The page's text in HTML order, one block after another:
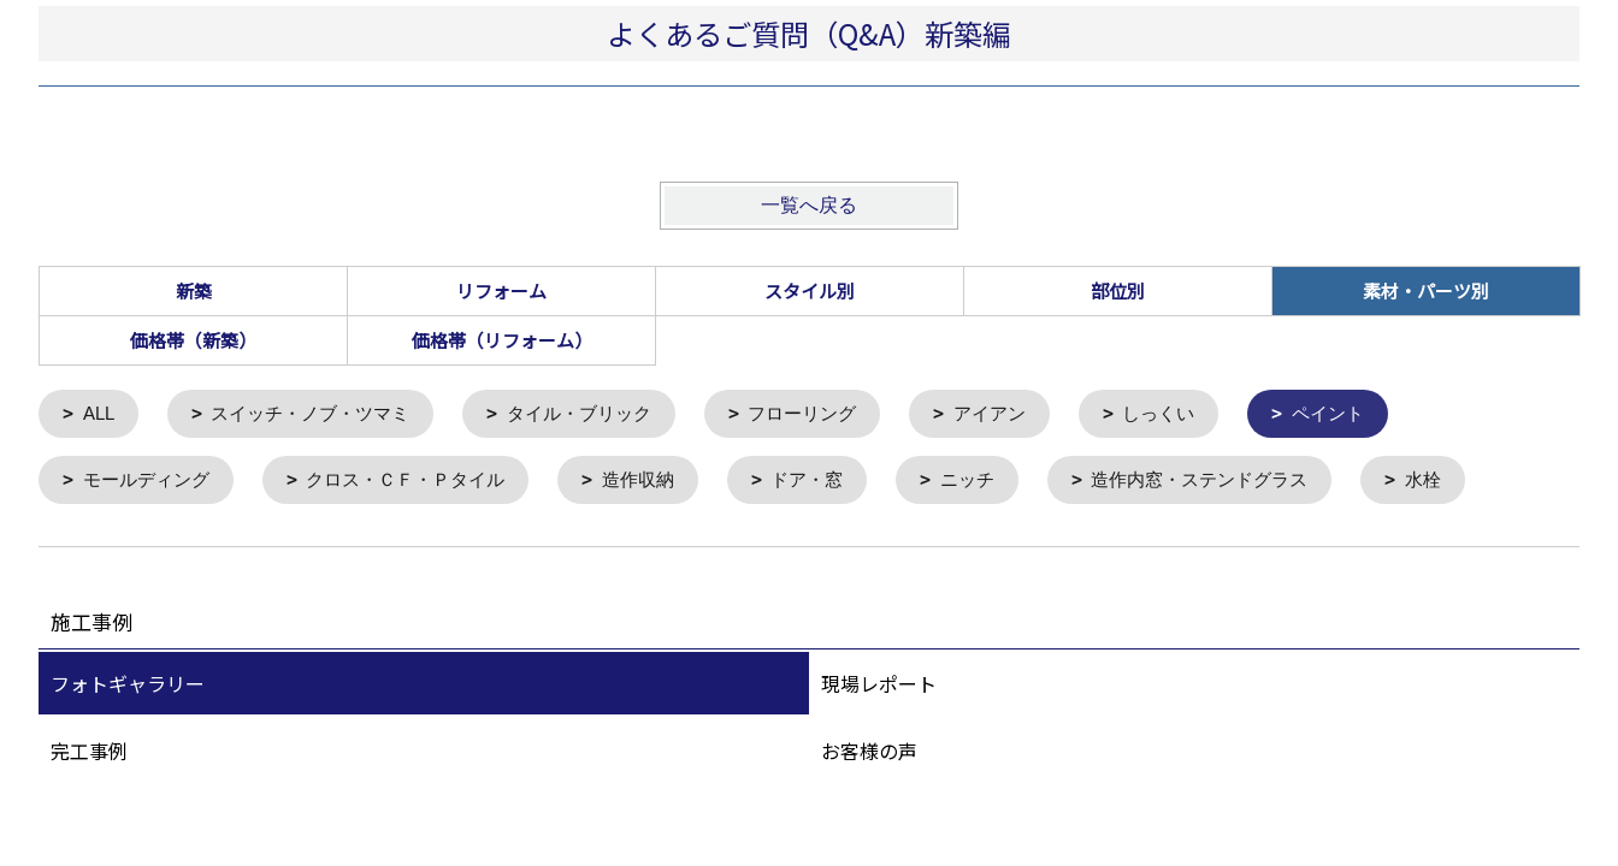
よくあるご質問（Q&A）新築編
一覧へ戻る
新築 リフォーム スタイル別 部位別
素材・パーツ別
価格帯（新築）
価格帯（リフォーム）
ALL スイッチ・ノブ・ツマミ タイル・ブリック フローリング アイアン しっくい ペイント
モールディング クロス・ＣＦ・Ｐタイル 造作収納 ドア・窓 ニッチ 造作内窓・ステンドグラス 水栓
施工事例
フォトギャラリー 現場レポート
完工事例 お客様の声